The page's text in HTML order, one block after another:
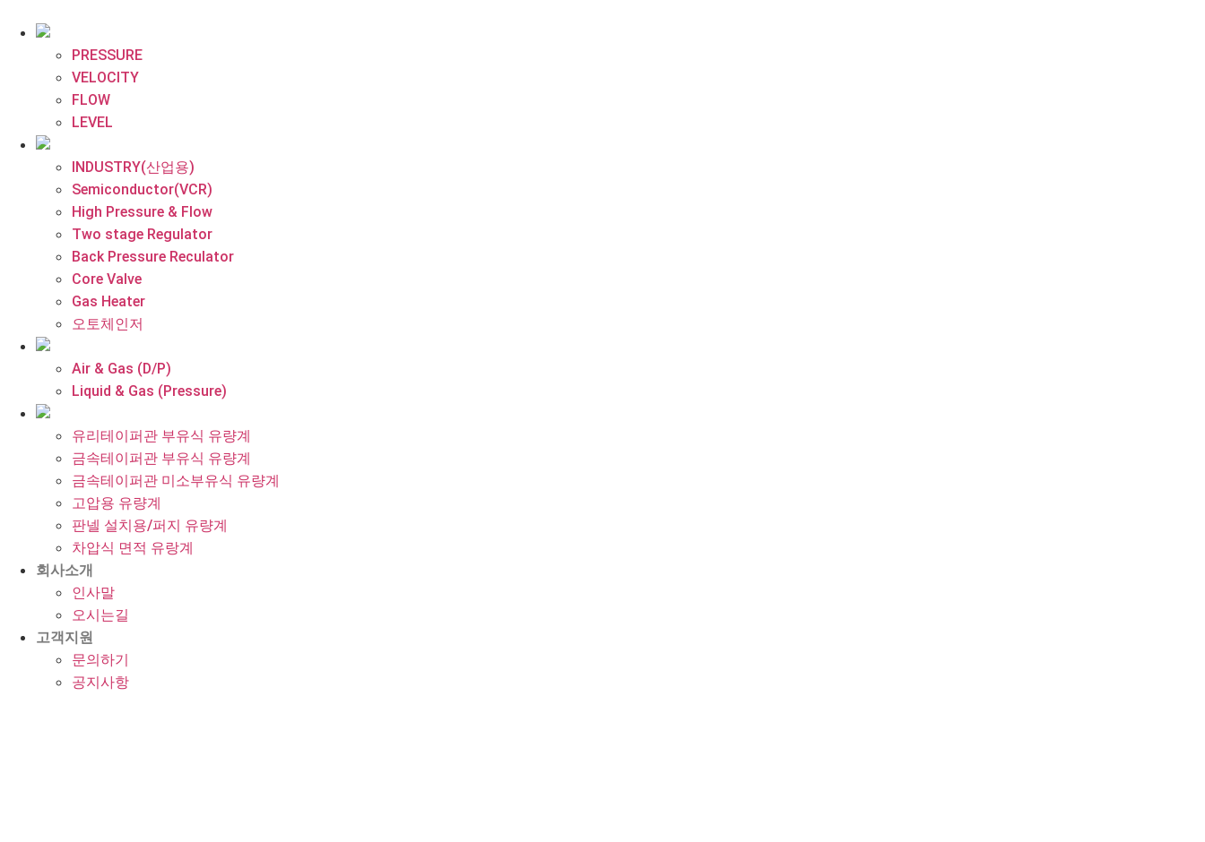
PRESSURE
VELOCITY
FLOW
LEVEL
INDUSTRY(산업용)
Semiconductor(VCR)
High Pressure & Flow
Two stage Regulator
Back Pressure Reculator
Core Valve
Gas Heater
오토체인저
Air & Gas (D/P)
Liquid & Gas (Pressure)
유리테이퍼관 부유식 유량계
금속테이퍼관 부유식 유량계
금속테이퍼관 미소부유식 유량계
고압용 유량계
판넬 설치용/퍼지 유량계
차압식 면적 유랑계
회사소개
인사말
오시는길
고객지원
문의하기
공지사항